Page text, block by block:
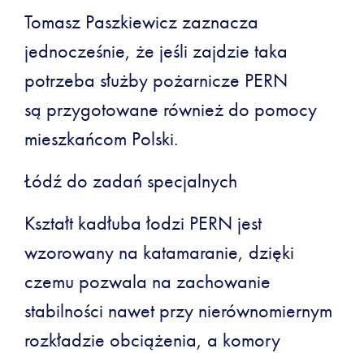
Tomasz Paszkiewicz zaznacza
jednocześnie, że jeśli zajdzie taka
potrzeba służby pożarnicze PERN
są przygotowane również do pomocy
mieszkańcom Polski.
Łódź do zadań specjalnych
Kształt kadłuba łodzi PERN jest
wzorowany na katamaranie, dzięki
czemu pozwala na zachowanie
stabilności nawet przy nierównomiernym
rozkładzie obciążenia, a komory